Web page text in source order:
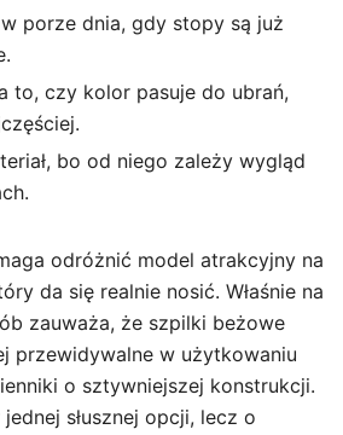
porze dnia, gdy stopy są już
to, czy kolor pasuje do ubrań,
bo od niego zależy wygląd
odróżnić model atrakcyjny na
da się realnie nosić. Właśnie na
zauważa, że szpilki beżowe
przewidywalne w użytkowaniu
o sztywniejszej konstrukcji.
słusznej opcji, lecz o